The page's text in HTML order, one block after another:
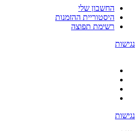
החשבון שלי
היסטוריית ההזמנות
רשימת תפוצה
נגישות
נגישות